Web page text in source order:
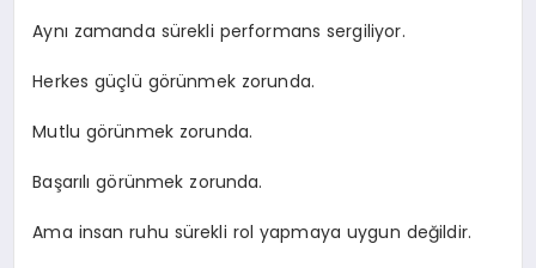
Aynı zamanda sürekli performans sergiliyor.
Herkes güçlü görünmek zorunda.
Mutlu görünmek zorunda.
Başarılı görünmek zorunda.
Ama insan ruhu sürekli rol yapmaya uygun değildir.